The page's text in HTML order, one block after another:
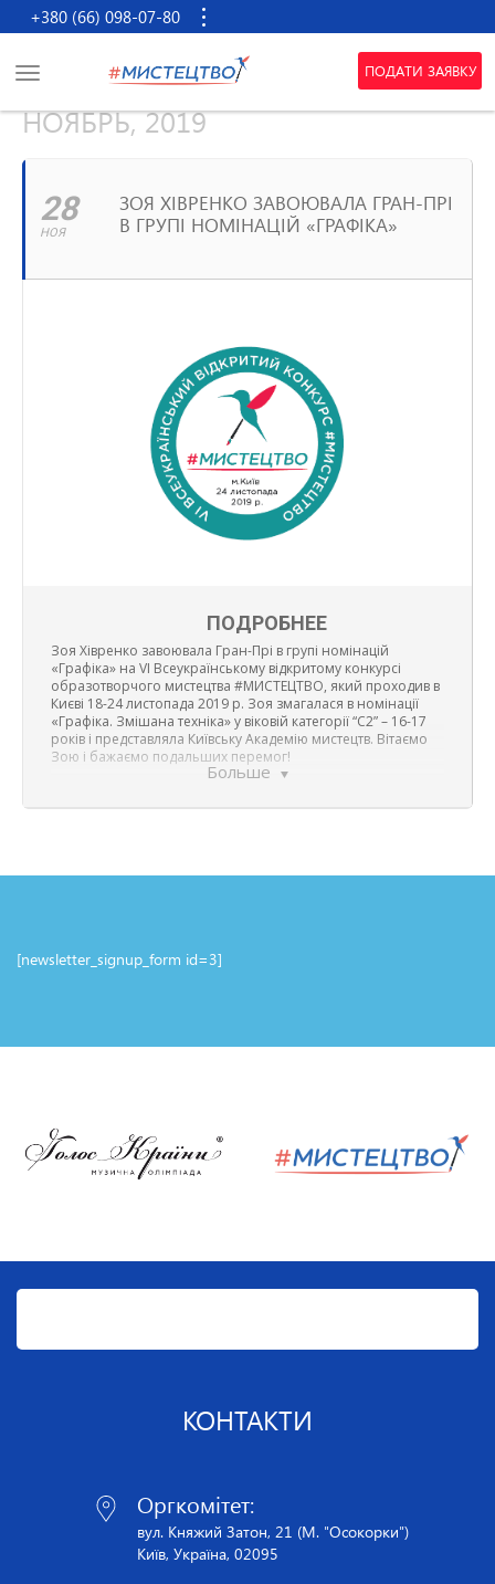
+380 (66) 098-07-80
ПОДАТИ ЗАЯВКУ
НОЯБРЬ, 2019
28
НОЯ
ЗОЯ ХІВРЕНКО ЗАВОЮВАЛА ГРАН-ПРІ
В ГРУПІ НОМІНАЦІЙ «ГРАФІКА»
Больше
ПОДРОБНЕЕ
Зоя Хівренко завоювала Гран-Прі в групі номінацій
«Графіка» на VI Всеукраїнському відкритому конкурсі
образотворчого мистецтва #МИСТЕЦТВО, який проходив в
Києві 18-24 листопада 2019 р. Зоя змагалася в номінації
«Графіка. Змішана техніка» у віковій категорії “С2” – 16-17
років і представляла Київську Академію мистецтв. Вітаємо
Зою і бажаємо подальших перемог!
[newsletter_signup_form id=3]
КОНТАКТИ
Оргкомітет:
вул. Княжий Затон, 21 (М. "Осокорки")
Київ, Україна, 02095